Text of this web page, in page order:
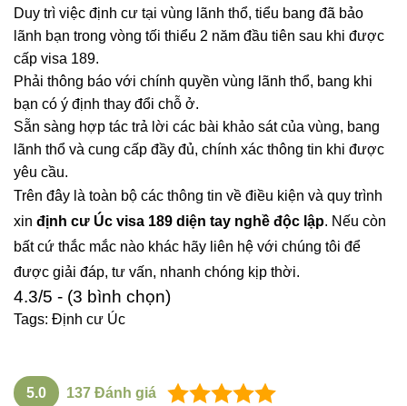
Duy trì việc định cư tại vùng lãnh thổ, tiểu bang đã bảo
lãnh bạn trong vòng tối thiểu 2 năm đầu tiên sau khi được
cấp visa 189.
Phải thông báo với chính quyền vùng lãnh thổ, bang khi
bạn có ý định thay đổi chỗ ở.
Sẵn sàng hợp tác trả lời các bài khảo sát của vùng, bang
lãnh thổ và cung cấp đầy đủ, chính xác thông tin khi được
yêu cầu.
Trên đây là toàn bộ các thông tin về điều kiện và quy trình
xin định cư Úc visa 189 diện tay nghề độc lập. Nếu còn
bất cứ thắc mắc nào khác hãy liên hệ với chúng tôi để
được giải đáp, tư vấn, nhanh chóng kịp thời.
4.3/5 - (3 bình chọn)
Tags: Định cư Úc
5.0 137 Đánh giá